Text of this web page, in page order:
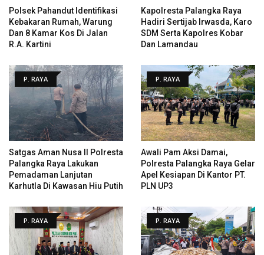
Polsek Pahandut Identifikasi
Kebakaran Rumah, Warung
Dan 8 Kamar Kos Di Jalan
R.A. Kartini
Kapolresta Palangka Raya
Hadiri Sertijab Irwasda, Karo
SDM Serta Kapolres Kobar
Dan Lamandau
P. RAYA
Satgas Aman Nusa II Polresta
Palangka Raya Lakukan
Pemadaman Lanjutan
Karhutla Di Kawasan Hiu Putih
P. RAYA
Awali Pam Aksi Damai,
Polresta Palangka Raya Gelar
Apel Kesiapan Di Kantor PT.
PLN UP3
P. RAYA P. RAYA